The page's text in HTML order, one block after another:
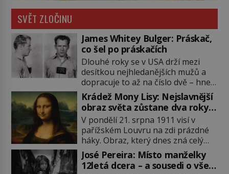
SVĚT ZLOČINU
James Whitey Bulger: Práskač,
co šel po práskačích
Dlouhé roky se v USA drží mezi
desítkou nejhledanějších mužů a
dopracuje to až na číslo dvě – hned
po Usámovi bin Ládinovi (1957–
2011). To je James „Whitey“ Bulger
(1929–2018) viněný ze spoluúčasti
na 19 vraždách, vydírání a lichvy. A
samozřejmě, krom toho je ještě
drogový dealer, který neváhá
odstranit z cesty všechny práskače,
zatímco […]
Krádež Mony Lisy: Nejslavnější
obraz světa zůstane dva roky
nezvěstný
V pondělí 21. srpna 1911 visí v
pařížském Louvru na zdi prázdné
háky. Obraz, který dnes zná celý
svět, je pryč. Zpočátku si nikdo
nemyslí, že jde o krádež.
Zaměstnanci jsou přesvědčeni, že
José Pereira: Místo manželky
12letá dcera – a sousedi o všem